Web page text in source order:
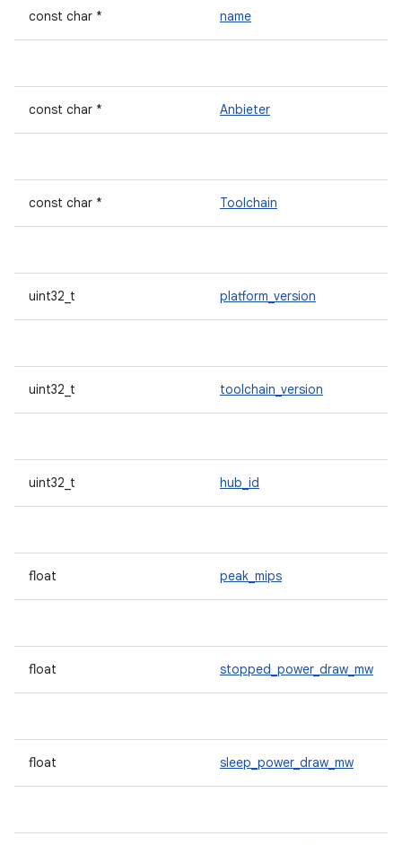
const char * name
const char * Anbieter
const char * Toolchain
uint32_t platform_version
uint32_t toolchain_version
uint32_t hub_id
float peak_mips
float stopped_power_draw_mw
float sleep_power_draw_mw